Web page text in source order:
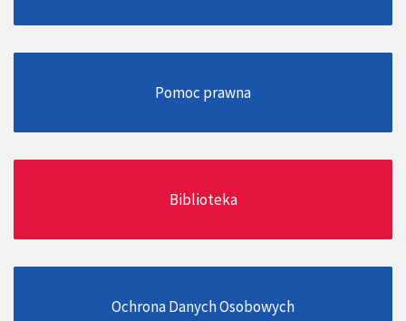
Pomoc prawna
Biblioteka
Ochrona Danych Osobowych